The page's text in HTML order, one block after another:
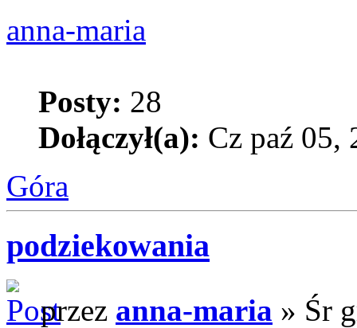
anna-maria
Posty: 28
Dołączył(a): Cz paź 05,
Góra
podziekowania
przez anna-maria » Śr